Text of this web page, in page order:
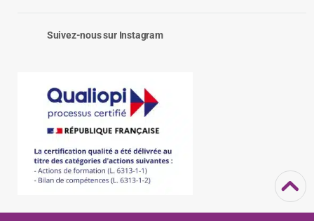
Suivez-nous sur Instagram